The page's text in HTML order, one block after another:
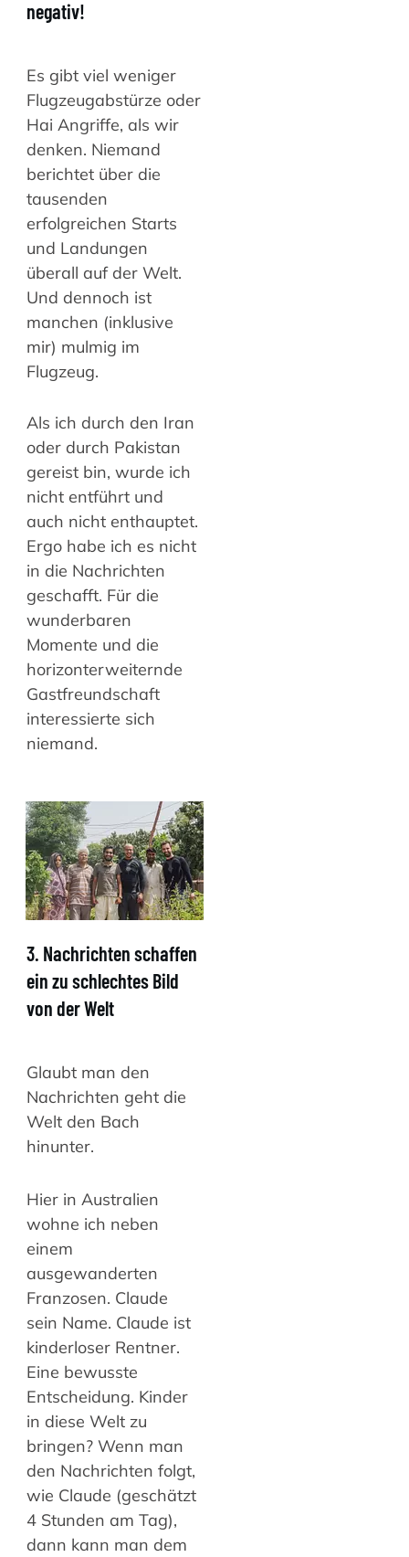
negativ!
Es gibt viel weniger
Flugzeugabstürze oder
Hai Angriffe, als wir
denken. Niemand
berichtet über die
tausenden
erfolgreichen Starts
und Landungen
überall auf der Welt.
Und dennoch ist
manchen (inklusive
mir) mulmig im
Flugzeug.
Als ich durch den Iran
oder durch Pakistan
gereist bin, wurde ich
nicht entführt und
auch nicht enthauptet.
Ergo habe ich es nicht
in die Nachrichten
geschafft. Für die
wunderbaren
Momente und die
horizonterweiternde
Gastfreundschaft
interessierte sich
niemand.
3. Nachrichten schaffen
ein zu schlechtes Bild
von der Welt
Glaubt man den
Nachrichten geht die
Welt den Bach
hinunter.
Hier in Australien
wohne ich neben
einem
ausgewanderten
Franzosen. Claude
sein Name. Claude ist
kinderloser Rentner.
Eine bewusste
Entscheidung. Kinder
in diese Welt zu
bringen? Wenn man
den Nachrichten folgt,
wie Claude (geschätzt
4 Stunden am Tag),
dann kann man dem